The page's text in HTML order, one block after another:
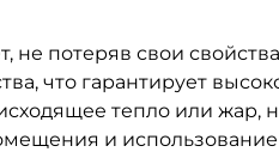
не потеряв свои
что гарантирует
тепло или жар,
и